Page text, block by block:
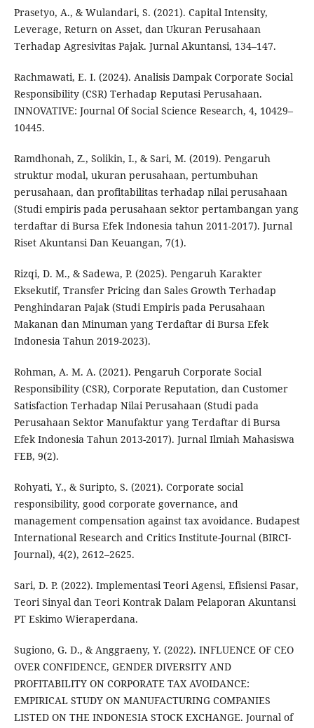
Prasetyo, A., & Wulandari, S. (2021). Capital Intensity,
Leverage, Return on Asset, dan Ukuran Perusahaan
Terhadap Agresivitas Pajak. Jurnal Akuntansi, 134–147.
Rachmawati, E. I. (2024). Analisis Dampak Corporate Social
Responsibility (CSR) Terhadap Reputasi Perusahaan.
INNOVATIVE: Journal Of Social Science Research, 4, 10429–
10445.
Ramdhonah, Z., Solikin, I., & Sari, M. (2019). Pengaruh
struktur modal, ukuran perusahaan, pertumbuhan
perusahaan, dan profitabilitas terhadap nilai perusahaan
(Studi empiris pada perusahaan sektor pertambangan yang
terdaftar di Bursa Efek Indonesia tahun 2011-2017). Jurnal
Riset Akuntansi Dan Keuangan, 7(1).
Rizqi, D. M., & Sadewa, P. (2025). Pengaruh Karakter
Eksekutif, Transfer Pricing dan Sales Growth Terhadap
Penghindaran Pajak (Studi Empiris pada Perusahaan
Makanan dan Minuman yang Terdaftar di Bursa Efek
Indonesia Tahun 2019-2023).
Rohman, A. M. A. (2021). Pengaruh Corporate Social
Responsibility (CSR), Corporate Reputation, dan Customer
Satisfaction Terhadap Nilai Perusahaan (Studi pada
Perusahaan Sektor Manufaktur yang Terdaftar di Bursa
Efek Indonesia Tahun 2013-2017). Jurnal Ilmiah Mahasiswa
FEB, 9(2).
Rohyati, Y., & Suripto, S. (2021). Corporate social
responsibility, good corporate governance, and
management compensation against tax avoidance. Budapest
International Research and Critics Institute-Journal (BIRCI-
Journal), 4(2), 2612–2625.
Sari, D. P. (2022). Implementasi Teori Agensi, Efisiensi Pasar,
Teori Sinyal dan Teori Kontrak Dalam Pelaporan Akuntansi
PT Eskimo Wieraperdana.
Sugiono, G. D., & Anggraeny, Y. (2022). INFLUENCE OF CEO
OVER CONFIDENCE, GENDER DIVERSITY AND
PROFITABILITY ON CORPORATE TAX AVOIDANCE:
EMPIRICAL STUDY ON MANUFACTURING COMPANIES
LISTED ON THE INDONESIA STOCK EXCHANGE. Journal of